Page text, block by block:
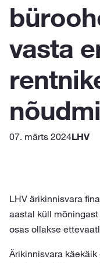
vasta
07. märts 2024LHV
LHV ärikinnisvara
aastal küll
osas ollakse
Ärikinnisvara